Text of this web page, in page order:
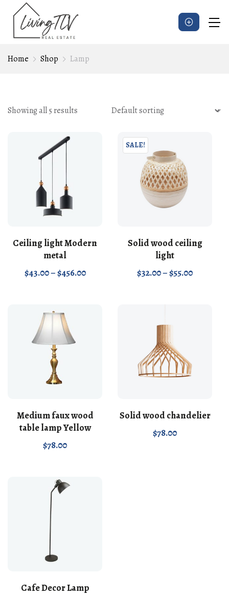
Home Shop Lamp
Showing all 5 results
Ceiling light Modern
metal
$43.00–$456.00
SALE!
Solid wood ceiling
light
$32.00–$55.00
Medium faux wood
table lamp Yellow
$78.00
Solid wood chandelier
$78.00
Cafe Decor Lamp